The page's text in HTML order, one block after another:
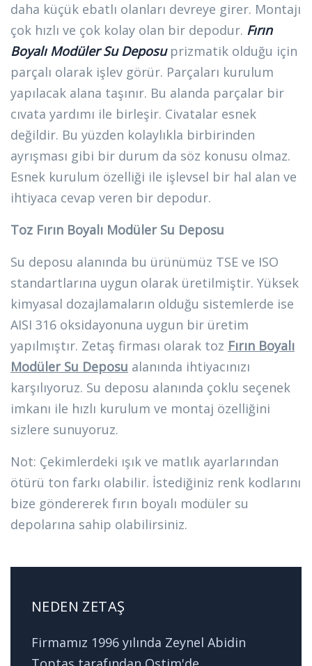
daha küçük ebatlı olanları devreye girer. Montajı
çok hızlı ve çok kolay olan bir depodur. Fırın
Boyalı Modüler Su Deposuprizmatik olduğu için
parçalı olarak işlev görür. Parçaları kurulum
yapılacak alana taşınır. Bu alanda parçalar bir
cıvata yardımı ile birleşir. Civatalar esnek
değildir. Bu yüzden kolaylıkla birbirinden
ayrışması gibi bir durum da söz konusu olmaz.
Esnek kurulum özelliği ile işlevsel bir hal alan ve
ihtiyaca cevap veren bir depodur.
Toz Fırın Boyalı Modüler Su Deposu
Su deposu alanında bu ürünümüz TSE ve ISO
standartlarına uygun olarak üretilmiştir. Yüksek
kimyasal dozajlamaların olduğu sistemlerde ise
AISI 316 oksidayonuna uygun bir üretim
yapılmıştır. Zetaş firması olarak toz Fırın Boyalı
Modüler Su Deposu alanında ihtiyacınızı
karşılıyoruz. Su deposu alanında çoklu seçenek
imkanı ile hızlı kurulum ve montaj özelliğini
sizlere sunuyoruz.
Not: Çekimlerdeki ışık ve matlık ayarlarından
ötürü ton farkı olabilir. İstediğiniz renk kodlarını
bize göndererek fırın boyalı modüler su
depolarına sahip olabilirsiniz.
NEDEN ZETAŞ
Firmamız 1996 yılında Zeynel Abidin